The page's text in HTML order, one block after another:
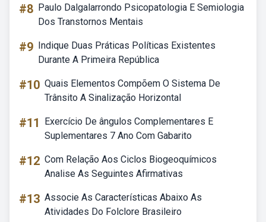
#8 Paulo Dalgalarrondo Psicopatologia E Semiologia
Dos Transtornos Mentais
#9 Indique Duas Práticas Políticas Existentes
Durante A Primeira República
#10 Quais Elementos Compõem O Sistema De
Trânsito A Sinalização Horizontal
#11
Exercício De ângulos Complementares E
Suplementares 7 Ano Com Gabarito
#12 Com Relação Aos Ciclos Biogeoquímicos
Analise As Seguintes Afirmativas
#13 Associe As Características Abaixo As
Atividades Do Folclore Brasileiro